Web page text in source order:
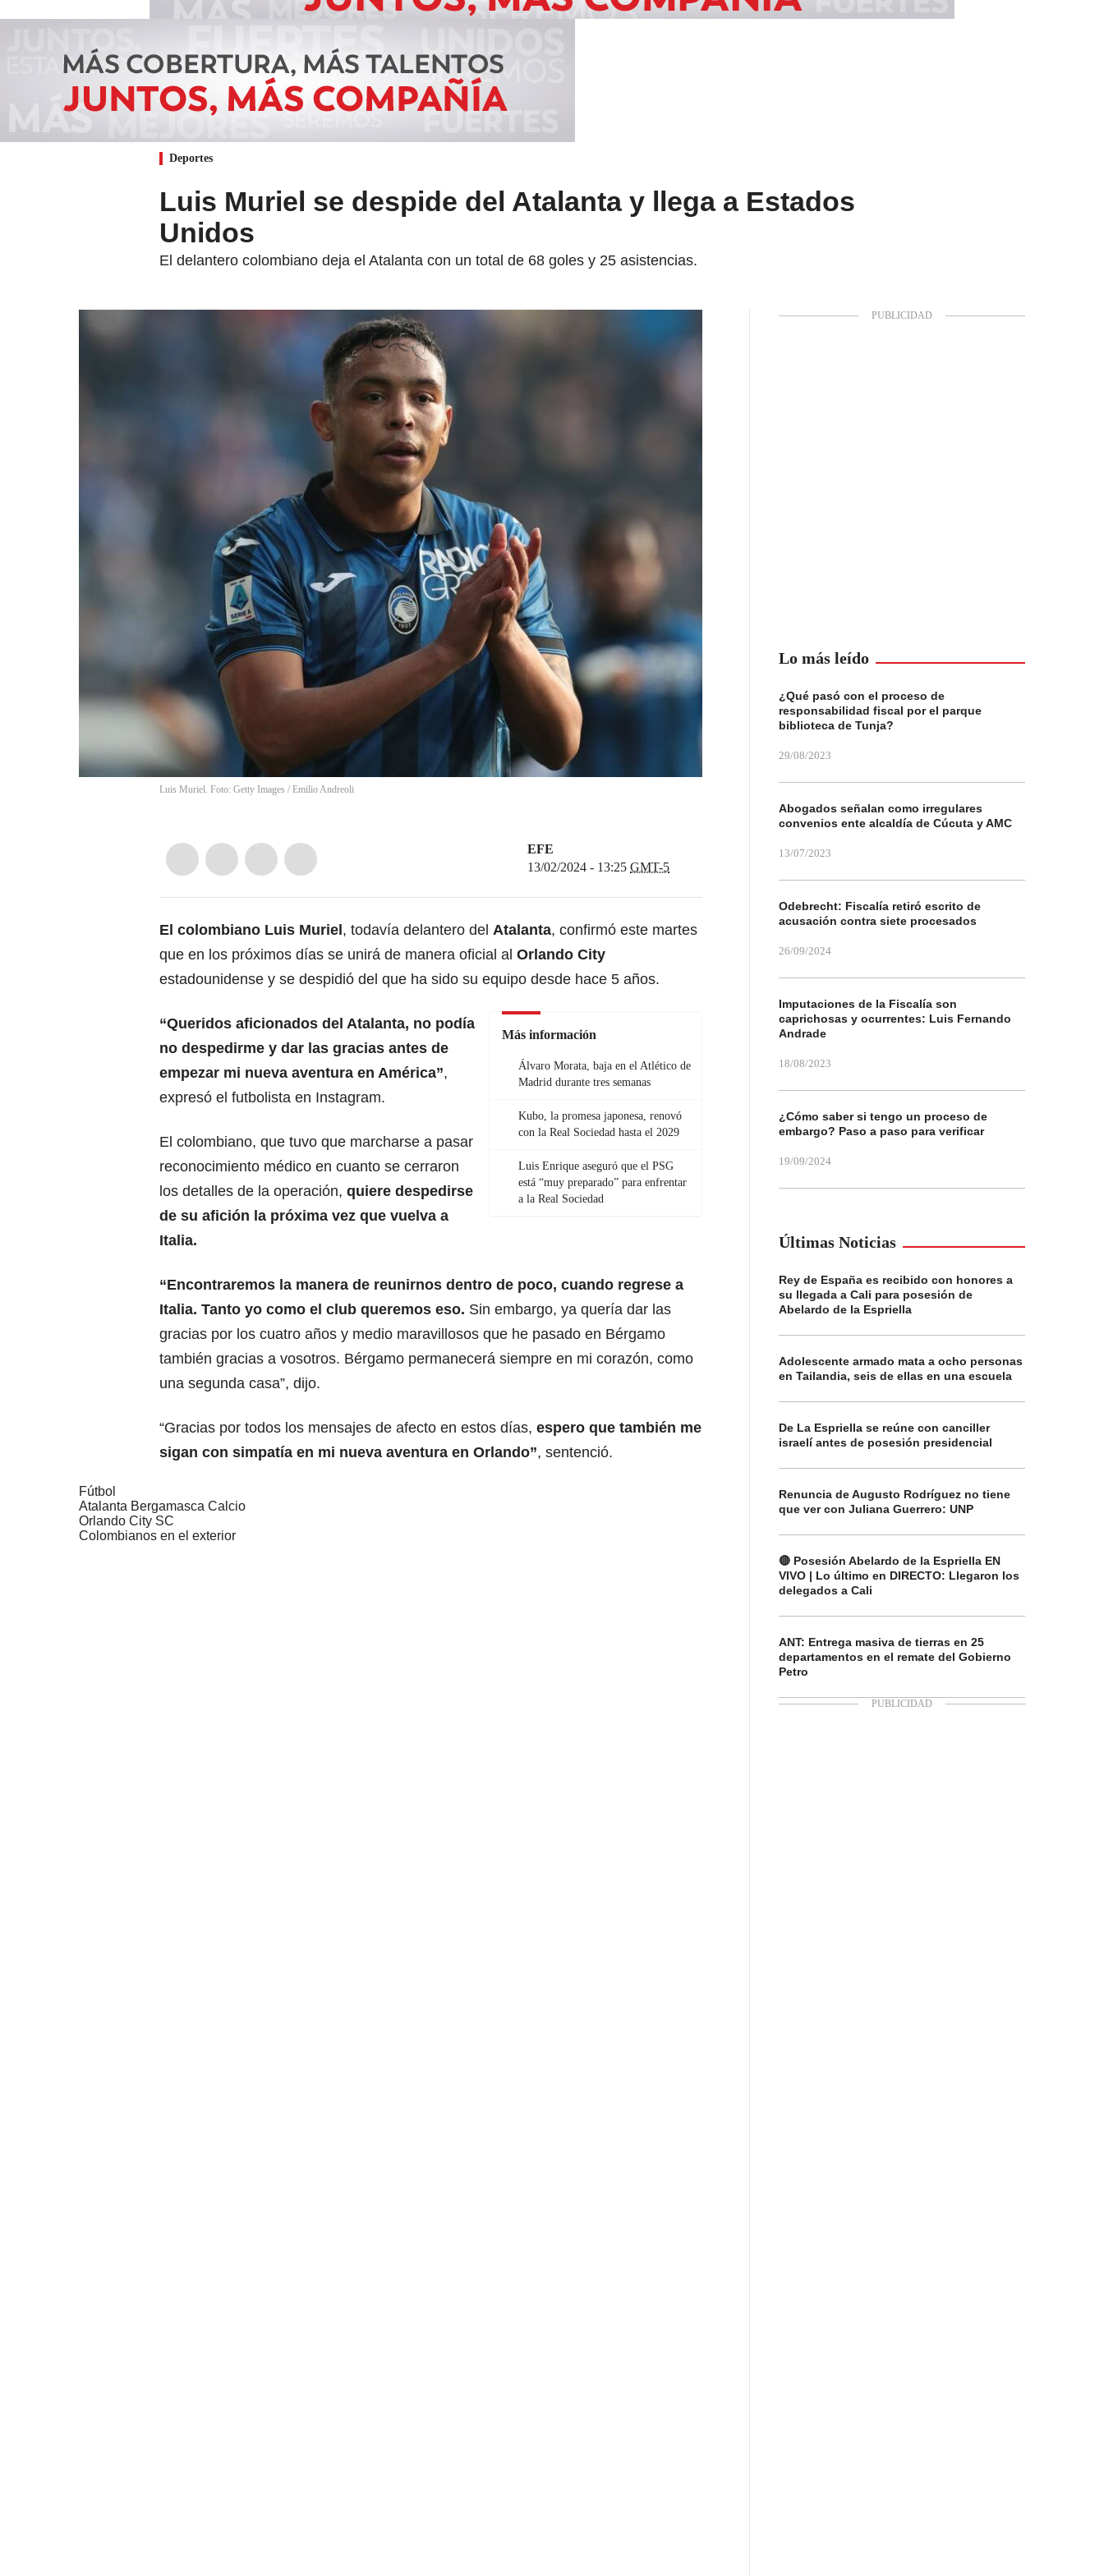
Deportes
Luis Muriel se despide del Atalanta y llega a Estados
Unidos
El delantero colombiano deja el Atalanta con un total de 68 goles y 25 asistencias.
Luis Muriel. Foto: Getty Images / Emilio Andreoli
EFE
13/02/2024 - 13:25 GMT-5
El colombiano Luis Muriel , todavía delantero del Atalanta, confirmó este martes
que en los próximos días se unirá de manera oficial al Orlando City
estadounidense y se despidió del que ha sido su equipo desde hace 5 años.
Más información
Álvaro Morata, baja en el Atlético de
Madrid durante tres semanas
Kubo, la promesa japonesa, renovó
con la Real Sociedad hasta el 2029
Luis Enrique aseguró que el PSG
está “muy preparado” para enfrentar
a la Real Sociedad
“Queridos aficionados del Atalanta, no podía
no despedirme y dar las gracias antes de
empezar mi nueva aventura en América”,
expresó el futbolista en Instagram.
El colombiano, que tuvo que marcharse a pasar
reconocimiento médico en cuanto se cerraron
los detalles de la operación, quiere despedirse
de su afición la próxima vez que vuelva a
Italia.
“Encontraremos la manera de reunirnos dentro de poco, cuando regrese a
Italia. Tanto yo como el club queremos eso. Sin embargo, ya quería dar las
gracias por los cuatro años y medio maravillosos que he pasado en Bérgamo
también gracias a vosotros. Bérgamo permanecerá siempre en mi corazón, como
una segunda casa”, dijo.
“Gracias por todos los mensajes de afecto en estos días, espero que también me
sigan con simpatía en mi nueva aventura en Orlando”, sentenció.
Fútbol
Atalanta Bergamasca Calcio
Orlando City SC
Colombianos en el exterior
Lo más leído
¿Qué pasó con el proceso de
responsabilidad fiscal por el parque
biblioteca de Tunja?
29/08/2023
Abogados señalan como irregulares
convenios ente alcaldía de Cúcuta y AMC
13/07/2023
Odebrecht: Fiscalía retiró escrito de
acusación contra siete procesados
26/09/2024
Imputaciones de la Fiscalía son
caprichosas y ocurrentes: Luis Fernando
Andrade
18/08/2023
¿Cómo saber si tengo un proceso de
embargo? Paso a paso para verificar
19/09/2024
Últimas Noticias
Rey de España es recibido con honores a
su llegada a Cali para posesión de
Abelardo de la Espriella
Adolescente armado mata a ocho personas
en Tailandia, seis de ellas en una escuela
De La Espriella se reúne con canciller
israelí antes de posesión presidencial
Renuncia de Augusto Rodríguez no tiene
que ver con Juliana Guerrero: UNP
🔴 Posesión Abelardo de la Espriella EN
VIVO | Lo último en DIRECTO: Llegaron los
delegados a Cali
ANT: Entrega masiva de tierras en 25
departamentos en el remate del Gobierno
Petro